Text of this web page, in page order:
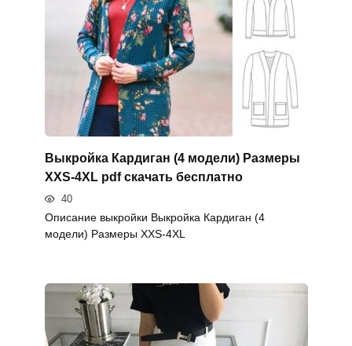
Выкройка Кардиган (4 модели) Размеры
XXS-4XL pdf скачать бесплатно
40
Описание выкройки Выкройка Кардиган (4
модели) Размеры XXS-4XL